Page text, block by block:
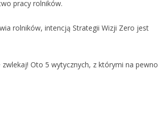
pracy rolników.
rolników, intencją Strategii Wizji Zero jest
zwlekaj! Oto 5 wytycznych, z którymi na pewno